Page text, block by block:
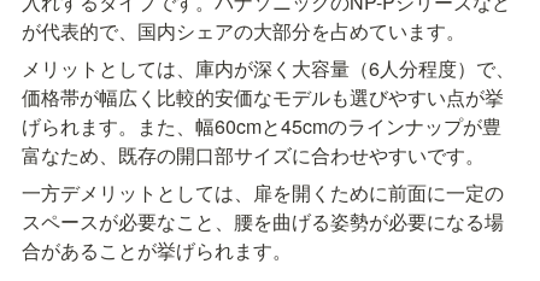
が代表的で、国内シェアの大部分を占めています。
メリットとしては、庫内が深く大容量（6人分程度）で、
価格帯が幅広く比較的安価なモデルも選びやすい点が挙
げられます。また、幅60cmと45cmのラインナップが豊
富なため、既存の開口部サイズに合わせやすいです。
一方デメリットとしては、扉を開くために前面に一定の
スペースが必要なこと、腰を曲げる姿勢が必要になる場
合があることが挙げられます。